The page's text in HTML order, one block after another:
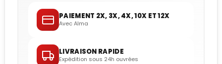
PAIEMENT 2X, 3X, 4X, 10X ET 12X
Avec Alma
LIVRAISON RAPIDE
Expédition sous 24h ouvrées